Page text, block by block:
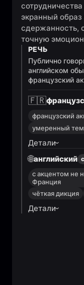
экранный
сдержанность,
точную
РЕЧЬ
Публично
английском
французский
🇫🇷
французский
умеренный
Детали
🌐английский
с акцентом не
Франция
чёткая дикция
Детали